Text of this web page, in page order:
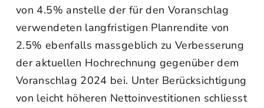
von 4.5% anstelle der für den Voranschlag
verwendeten langfristigen Planrendite von
2.5% ebenfalls massgeblich zu Verbesserung
der aktuellen Hochrechnung gegenüber dem
Voranschlag 2024 bei. Unter Berücksichtigung
von leicht höheren Nettoinvestitionen schliesst